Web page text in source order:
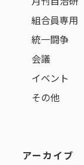
組合員専用
統一闘争
会議
イベント
その他
アーカイブ